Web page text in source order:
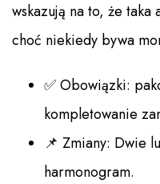
wskazują na to, że
choć niekiedy bywa
✅ Obowiązki:
kompletowanie
📌 Zmiany: Dwie
harmonogram.